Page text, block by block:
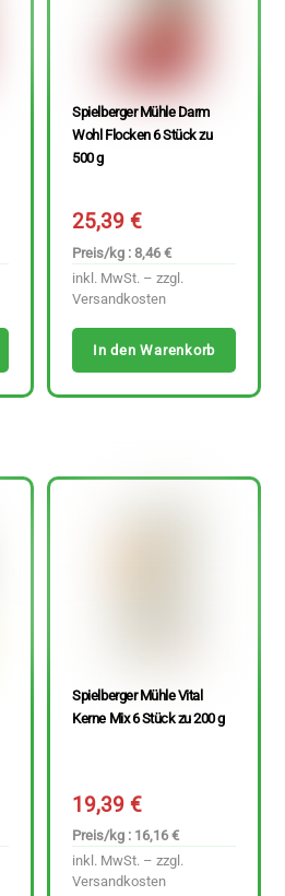
Spielberger Mühle Darm
Wohl Flocken 6 Stück zu
500 g
25,39€
Preis/kg : 8,46 €
inkl. MwSt. – zzgl.
Versandkosten
In den Warenkorb
Spielberger Mühle Vital
Kerne Mix 6 Stück zu 200 g
19,39€
Preis/kg : 16,16 €
inkl. MwSt. – zzgl.
Versandkosten